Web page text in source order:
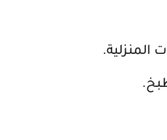
المنزلية.